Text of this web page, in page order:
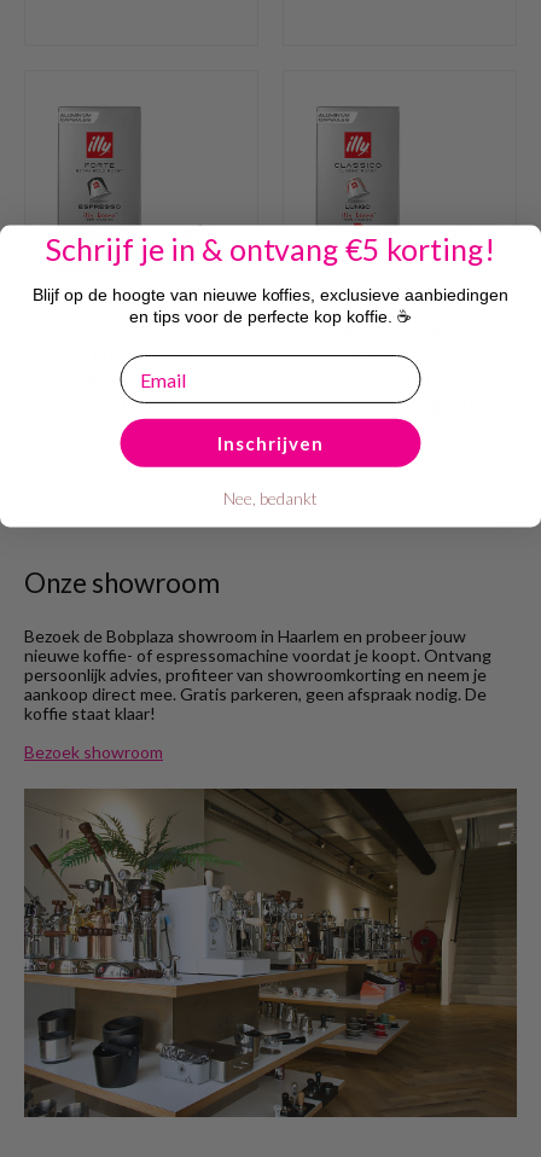
illy Capsules
Nespresso
Compatible Forte
10 stuks
Nespresso
Compatible
Classico Lungo 10
stuks
Onze showroom
Bezoek de Bobplaza showroom in Haarlem en probeer jouw
nieuwe koffie- of espressomachine voordat je koopt. Ontvang
persoonlijk advies, profiteer van showroomkorting en neem je
aankoop direct mee. Gratis parkeren, geen afspraak nodig. De
koffie staat klaar!
Bezoek showroom
Schrijf je in & ontvang €5 korting!
Blijf op de hoogte van nieuwe koffies, exclusieve aanbiedingen
en tips voor de perfecte kop koffie. ☕
email
Inschrijven
Nee, bedankt